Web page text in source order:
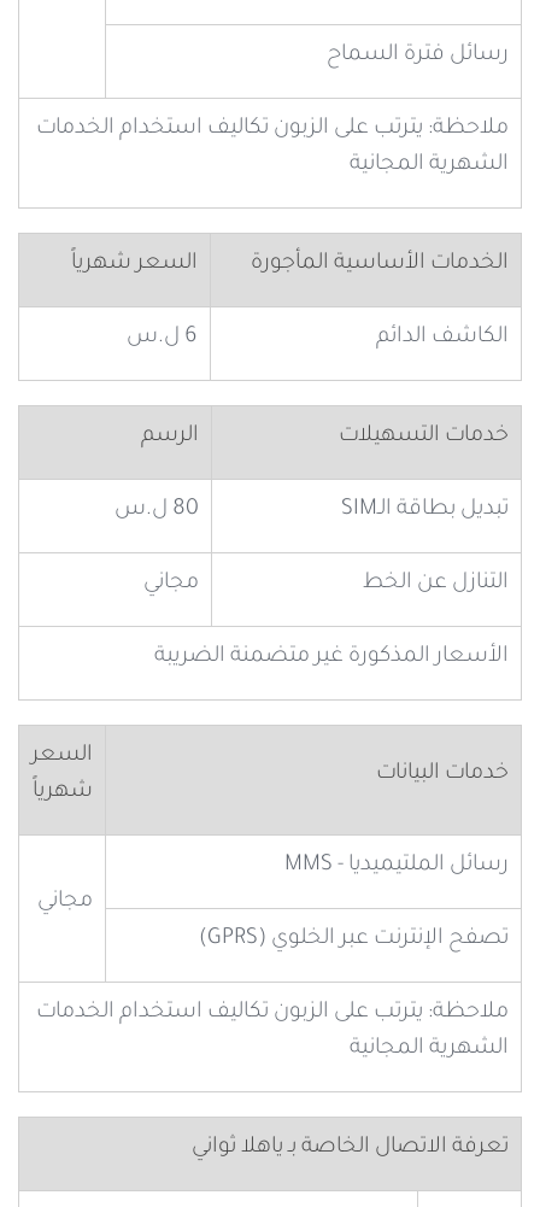
رسائل فترة السماح
ملاحظة: يترتب على الزبون تكاليف استخدام الخدمات
الشهرية المجانية
الخدمات الأساسية المأجورة السعر شهرياً
الكاشف الدائم 6 ل.س
خدمات التسهيلات الرسم
تبديل بطاقة الـSIM 80 ل.س
التنازل عن الخط مجاني
الأسعار المذكورة غير متضمنة الضريبة
خدمات البيانات
السعر
شهرياً
رسائل الملتيميديا - MMS
مجاني
تصفح الإنترنت عبر الخلوي (GPRS)
ملاحظة: يترتب على الزبون تكاليف استخدام الخدمات
الشهرية المجانية
تعرفة الاتصال الخاصة بـ ياهلا ثواني